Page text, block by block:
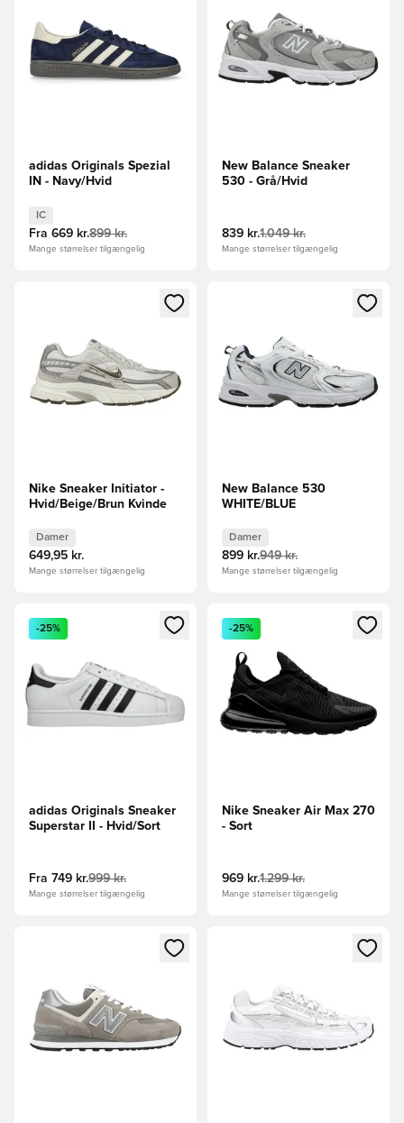
adidas Originals Spezial
IN - Navy/Hvid
IC
Fra 669 kr.899 kr.
Mange størrelser tilgængelig
New Balance Sneaker
530 - Grå/Hvid
839 kr.1.049 kr.
Mange størrelser tilgængelig
Åbner en Modal til at logge ind eller tilmelde dig som
Nike Sneaker Initiator -
Hvid/Beige/Brun Kvinde
Damer
649,95 kr.
Mange størrelser tilgængelig
Åbner en Modal til at logge
New Balance 530
WHITE/BLUE
Damer
899 kr.949 kr.
Mange størrelser tilgængelig
Åbner en Modal til at logge ind eller tilmelde dig som
-25%
adidas Originals Sneaker
Superstar II - Hvid/Sort
Fra 749 kr.999 kr.
Mange størrelser tilgængelig
Åbner en Modal til at logge
-25%
Nike Sneaker Air Max 270
- Sort
969 kr.1.299 kr.
Mange størrelser tilgængelig
Åbner en Modal til at logge ind eller tilmelde dig som
Åbner en Modal til at logge